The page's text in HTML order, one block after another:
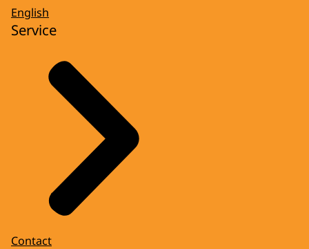
English
Service
Contact